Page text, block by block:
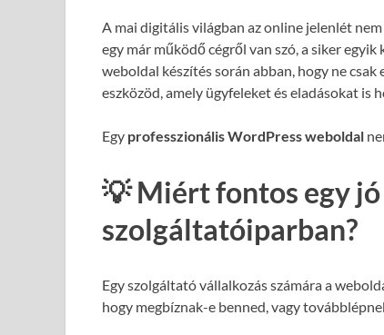
A mai digitális világban az online jelenlét
egy már működő cégről van szó, a siker
weboldal készítés során abban, hogy ne
eszközöd, amely ügyfeleket és eladásokat is
Egy professzionális WordPress weboldal
💡 Miért fontos egy
szolgáltatóiparban?
Egy szolgáltató vállalkozás számára a
hogy megbíznak-e benned, vagy